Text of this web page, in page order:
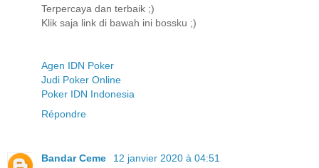
Terpercaya dan terbaik ;)
Klik saja link di bawah ini bossku ;)
Agen IDN Poker
Judi Poker Online
Poker IDN Indonesia
Répondre
Bandar Ceme
12 janvier 2020 à 04:51